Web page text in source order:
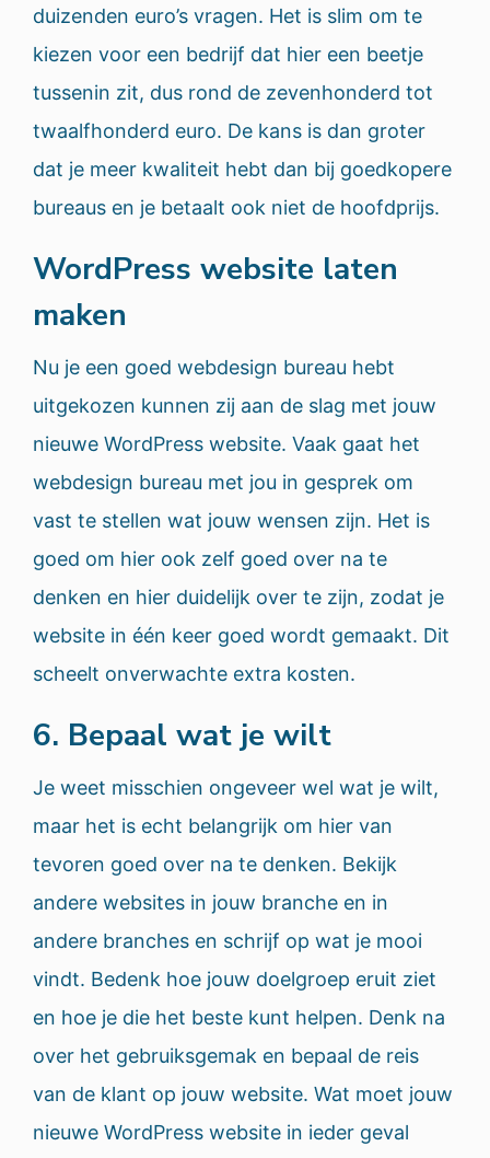
duizenden euro’s vragen. Het is slim om te
kiezen voor een bedrijf dat hier een beetje
tussenin zit, dus rond de zevenhonderd tot
twaalfhonderd euro. De kans is dan groter
dat je meer kwaliteit hebt dan bij goedkopere
bureaus en je betaalt ook niet de hoofdprijs.
WordPress website laten
maken
Nu je een goed webdesign bureau hebt
uitgekozen kunnen zij aan de slag met jouw
nieuwe WordPress website. Vaak gaat het
webdesign bureau met jou in gesprek om
vast te stellen wat jouw wensen zijn. Het is
goed om hier ook zelf goed over na te
denken en hier duidelijk over te zijn, zodat je
website in één keer goed wordt gemaakt. Dit
scheelt onverwachte extra kosten.
6. Bepaal wat je wilt
Je weet misschien ongeveer wel wat je wilt,
maar het is echt belangrijk om hier van
tevoren goed over na te denken. Bekijk
andere websites in jouw branche en in
andere branches en schrijf op wat je mooi
vindt. Bedenk hoe jouw doelgroep eruit ziet
en hoe je die het beste kunt helpen. Denk na
over het gebruiksgemak en bepaal de reis
van de klant op jouw website. Wat moet jouw
nieuwe WordPress website in ieder geval